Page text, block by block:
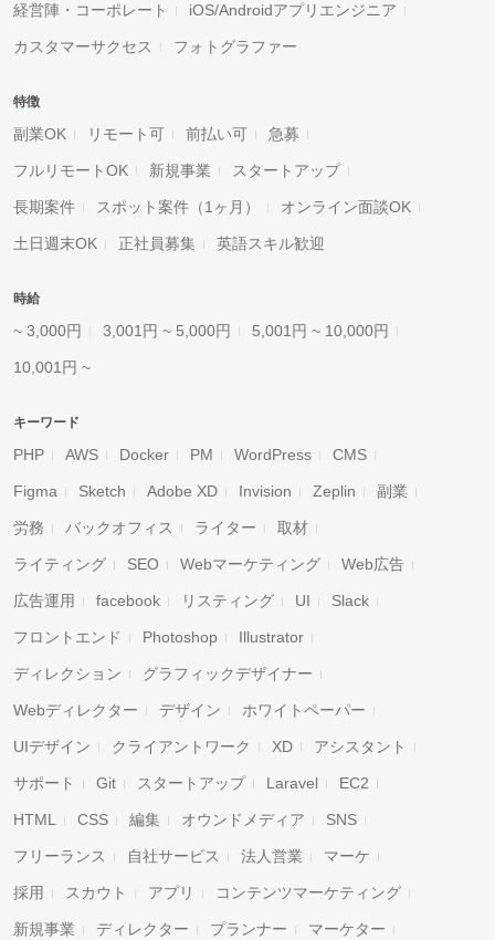
経営陣・コーポレート iOS/Androidアプリエンジニア
カスタマーサクセス フォトグラファー
特徴
副業OK リモート可 前払い可 急募
フルリモートOK 新規事業 スタートアップ
長期案件 スポット案件（1ヶ月） オンライン面談OK
土日週末OK 正社員募集 英語スキル歓迎
時給
~ 3,000円 3,001円 ~ 5,000円 5,001円 ~ 10,000円
10,001円 ~
キーワード
PHP AWS Docker PM WordPress CMS
Figma Sketch Adobe XD Invision Zeplin 副業
労務 バックオフィス ライター 取材
ライティング SEO Webマーケティング Web広告
広告運用 facebook リスティング UI Slack
フロントエンド Photoshop Illustrator
ディレクション グラフィックデザイナー
Webディレクター デザイン ホワイトペーパー
UIデザイン クライアントワーク XD アシスタント
サポート Git スタートアップ Laravel EC2
HTML CSS 編集 オウンドメディア SNS
フリーランス 自社サービス 法人営業 マーケ
採用 スカウト アプリ コンテンツマーケティング
新規事業 ディレクター プランナー マーケター